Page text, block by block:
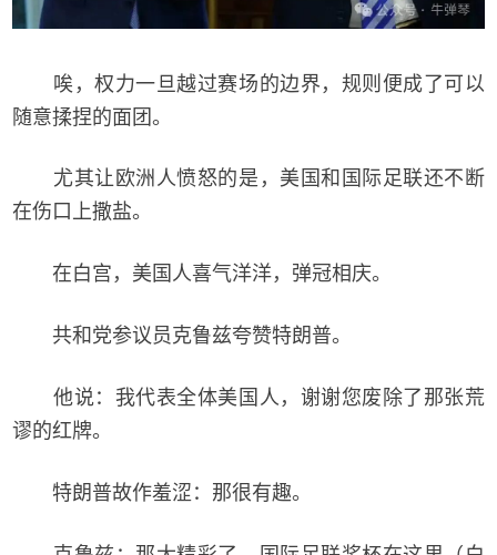
唉，权力一旦越过赛场的边界，规则便成了可以
随意揉捏的面团。
尤其让欧洲人愤怒的是，美国和国际足联还不断
在伤口上撒盐。
在白宫，美国人喜气洋洋，弹冠相庆。
共和党参议员克鲁兹夸赞特朗普。
他说：我代表全体美国人，谢谢您废除了那张荒
谬的红牌。
特朗普故作羞涩：那很有趣。